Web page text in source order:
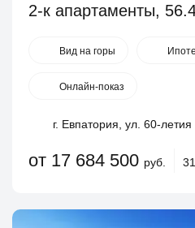
2-к апартаменты,
Вид на горы
Онлайн-показ
г. Евпатория, ул. 60-
от 17 684 500 руб.